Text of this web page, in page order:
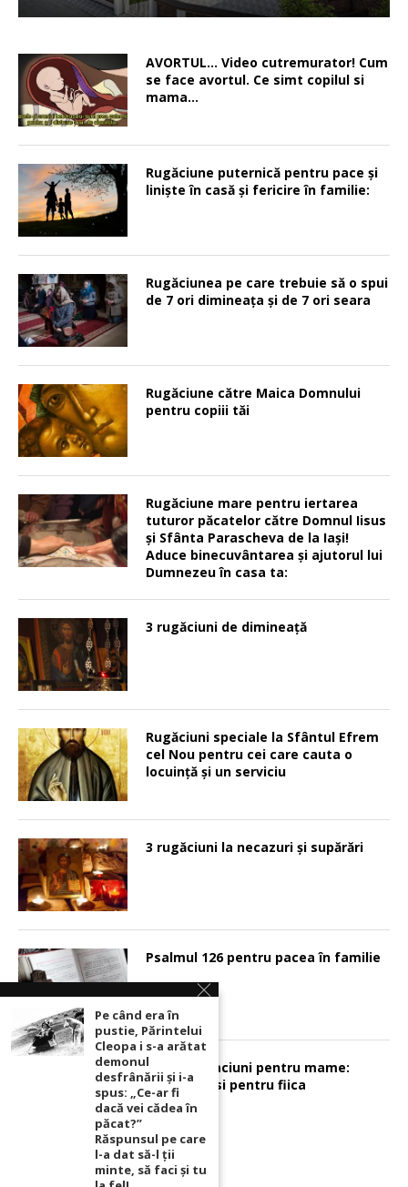
AVORTUL… Video cutremurator! Cum
se face avortul. Ce simt copilul si
mama…
Rugăciune puternică pentru pace şi
linişte în casă şi fericire în familie:
Rugăciunea pe care trebuie să o spui
de 7 ori dimineața și de 7 ori seara
Rugăciune către Maica Domnului
pentru copiii tăi
Rugăciune mare pentru iertarea
tuturor păcatelor către Domnul Iisus
şi Sfânta Parascheva de la Iaşi!
Aduce binecuvântarea şi ajutorul lui
Dumnezeu în casa ta:
3 rugăciuni de dimineață
Rugăciuni speciale la Sfântul Efrem
cel Nou pentru cei care cauta o
locuinţă şi un serviciu
3 rugăciuni la necazuri și supărări
Psalmul 126 pentru pacea în familie
Sunt 2 rugaciuni pentru mame:
pentru fiu si pentru fiica
Pe când era în
pustie, Părintelui
Cleopa i s-a arătat
demonul
desfrânării şi i-a
spus: „Ce-ar fi
dacă vei cădea în
păcat?”
Răspunsul pe care
l-a dat să-l ții
minte, să faci și tu